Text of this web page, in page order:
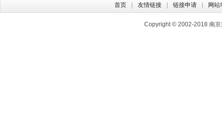
首页 友情链接 链接申请 网站
Copyright © 2002-2018 南